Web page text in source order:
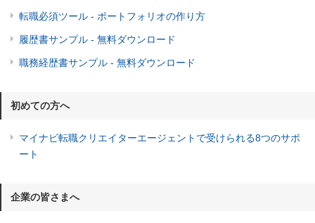
転職必須ツール - ポートフォリオの作り方
履歴書サンプル - 無料ダウンロード
職務経歴書サンプル - 無料ダウンロード
初めての方へ
マイナビ転職クリエイターエージェントで受けられる8つのサポ
ート
企業の皆さまへ